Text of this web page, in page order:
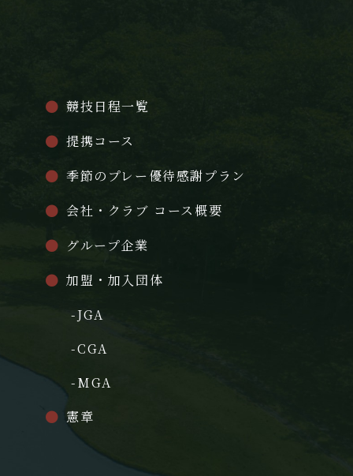
競技日程一覧
提携コース
季節のプレー優待感謝プラン
会社・クラブ コース概要
グループ企業
加盟・加入団体
-JGA
-CGA
-MGA
憲章